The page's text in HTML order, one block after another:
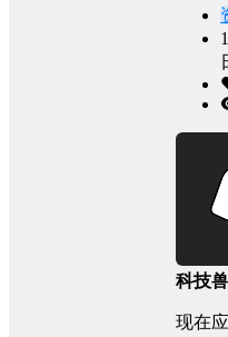
科技兽
现在